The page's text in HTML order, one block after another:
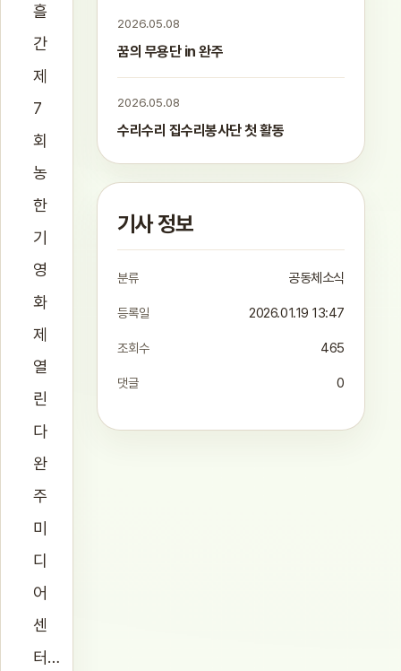
흘
간
제
7
회
농
한
기
영
화
제
열
린
다
완
주
미
디
어
센
터…
2026.05.08
꿈의 무용단 in 완주
2026.05.08
수리수리 집수리봉사단 첫 활동
기사 정보
분류 공동체소식
등록일 2026.01.19 13:47
조회수 465
댓글 0